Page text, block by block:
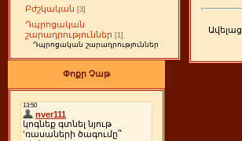
Բժշկական [3]
Դպրոցական
շարադրություններ [1]
Դպրոցական շարադրություններ
Փոքր Չաթ